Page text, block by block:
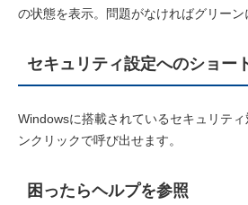
の状態を表示。問題がなければグリーン
セキュリティ設定へのショー
Windowsに搭載されているセキュリテ
ンクリックで呼び出せます。
困ったらヘルプを参照